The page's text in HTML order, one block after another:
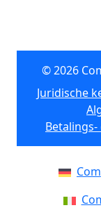
© 2026
Juridische